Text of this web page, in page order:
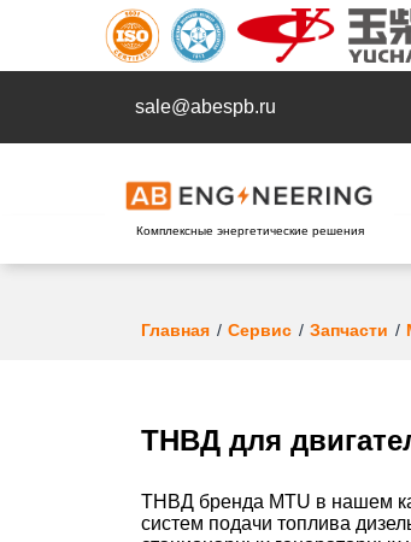
sale@abespb.ru
Комплексные энергетические решения
Главная Сервис Запчасти
ТНВД для
ТНВД бренда MTU в нашем
систем подачи топлива